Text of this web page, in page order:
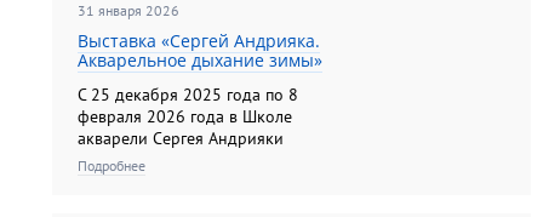
предпрофессиональную
программу «Акварельная
живопись» (срок обучения по
программе ...
31 января 2026
Выставка «Сергей Андрияка.
Акварельное дыхание зимы»
C 25 декабря 2025 года по 8
февраля 2026 года в Школе
акварели Сергея Андрияки
прошла выставка «Сергей
Андрияка. Акварельное дыхание
Подробнее